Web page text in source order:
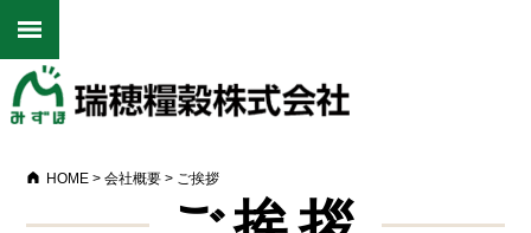
HOME >会社概要 > ご挨拶